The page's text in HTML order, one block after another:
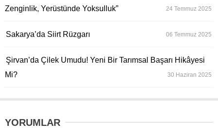
Zenginlik, Yerüstünde Yoksulluk”
24 Temmuz 2025
Sakarya’da Siirt Rüzgarı 06 Temmuz 2025
Şirvan’da Çilek Umudu! Yeni Bir Tarımsal Başarı Hikâyesi
Mi?
30 Haziran 2025
YORUMLAR